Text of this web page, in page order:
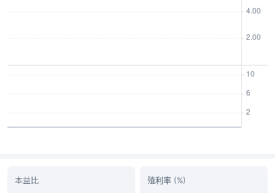
本益比 殖利率 (%)